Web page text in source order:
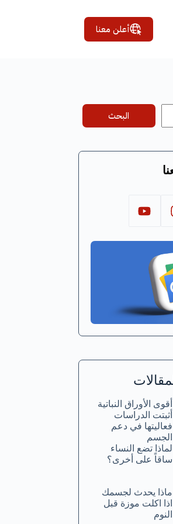
أعلن معنا
البحث
أقوى الأوراق النباتية
أثبتت الدراسات
فعاليتها في دعم
الجسم
لماذا تضع النساء
ساقاً على أخرى؟
ماذا يحدث لجسمك
اذا اكلت موزة قبل
النوم